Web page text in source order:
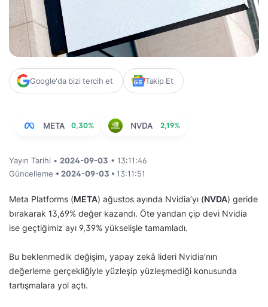
Google'da bizi tercih et Takip Et
META 0,30% NVDA 2,19%
Yayın Tarihi • 2024-09-03 • 13:11:46
Güncelleme • 2024-09-03 • 13:11:51
Meta Platforms (META) ağustos ayında Nvidia’yı (NVDA) geride
bırakarak 13,69% değer kazandı. Öte yandan çip devi Nvidia
ise geçtiğimiz ayı 9,39% yükselişle tamamladı.
Bu beklenmedik değişim, yapay zekâ lideri Nvidia’nın
değerleme gerçekliğiyle yüzleşip yüzleşmediği konusunda
tartışmalara yol açtı.